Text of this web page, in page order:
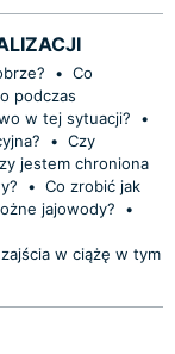
• Co
podczas
w tej sytuacji?
•
• Czy
jestem chroniona
• Co zrobić jak
jajowody?
•
w ciążę w tym